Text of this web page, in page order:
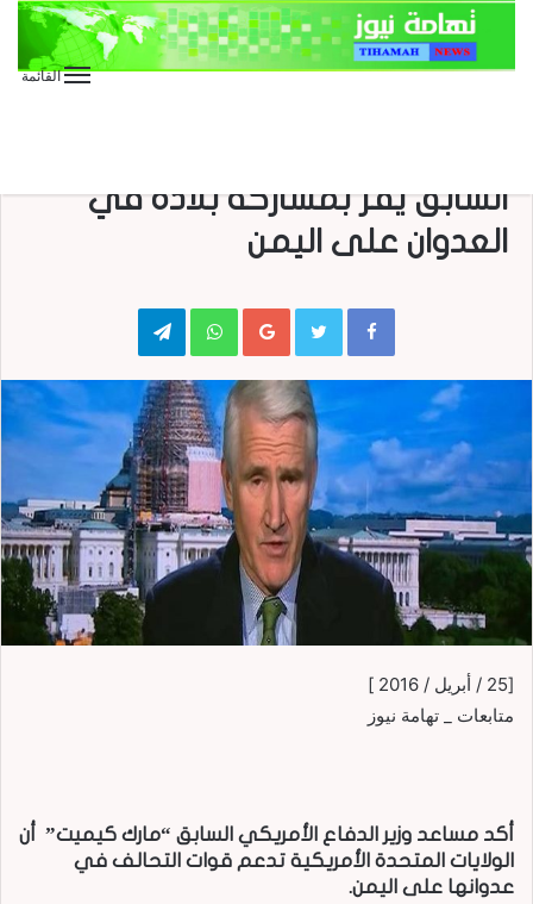
القائمة
السابق يقر بمشاركة بلاده في
العدوان على اليمن
Google+
WhatsApp
Telegram
[25 / أبريل / 2016 ]
متابعات _ تهامة نيوز
أكد مساعد وزير الدفاع الأمريكي السابق “مارك كيميت” أن
الولايات المتحدة الأمريكية تدعم قوات التحالف في
عدوانها على اليمن.